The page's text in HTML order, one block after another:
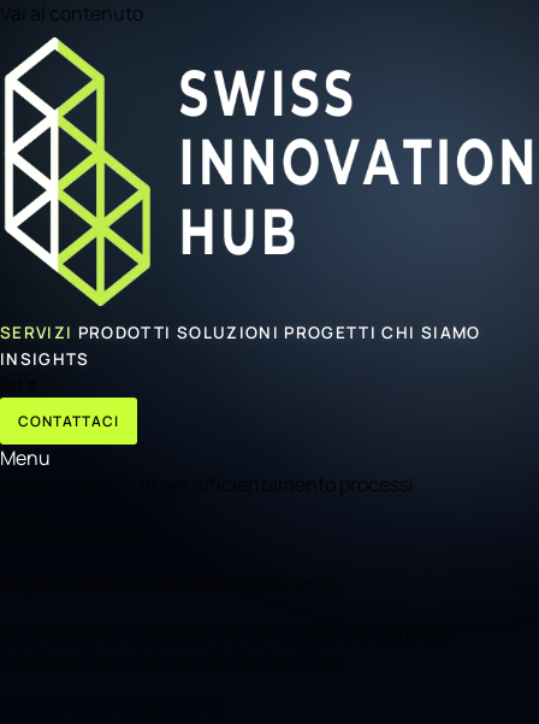
Vai al contenuto
SERVIZI PRODOTTI SOLUZIONI PROGETTICHI SIAMO
INSIGHTS
CONTATTACI
Menu
AI per efficientamento processi